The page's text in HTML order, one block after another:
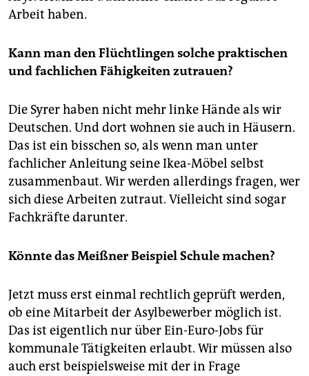
Arbeit haben.
Kann man den Flüchtlingen solche praktischen
und fachlichen Fähigkeiten zutrauen?
Die Syrer haben nicht mehr linke Hände als wir
Deutschen. Und dort wohnen sie auch in Häusern.
Das ist ein bisschen so, als wenn man unter
fachlicher Anleitung seine Ikea-Möbel selbst
zusammenbaut. Wir werden allerdings fragen, wer
sich diese Arbeiten zutraut. Vielleicht sind sogar
Fachkräfte darunter.
Könnte das Meißner Beispiel Schule machen?
Jetzt muss erst einmal rechtlich geprüft werden,
ob eine Mitarbeit der Asylbewerber möglich ist.
Das ist eigentlich nur über Ein-Euro-Jobs für
kommunale Tätigkeiten erlaubt. Wir müssen also
auch erst beispielsweise mit der in Frage